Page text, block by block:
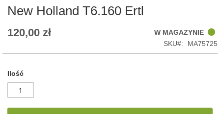
the
gallery
New Holland T6.160 Ertl
120,00 zł
W MAGAZYNIE
SKU
MA75725
Ilość